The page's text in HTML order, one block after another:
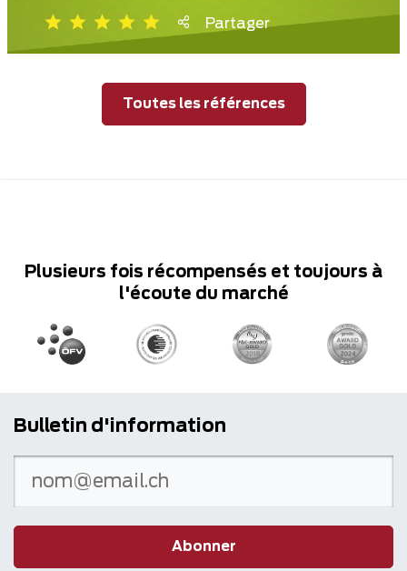
Partager
Toutes les références
Plusieurs fois récompensés et toujours à
l'écoute du marché
Bulletin d'information
Abonner